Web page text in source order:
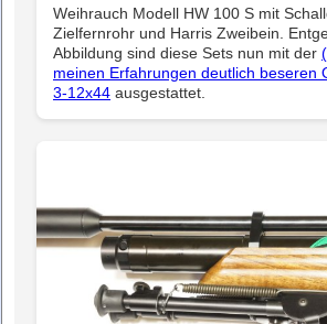
Weihrauch Modell HW 100 S mit
Zielfernrohr und Harris Zweibein.
Abbildung sind diese Sets nun mit der
meinen Erfahrungen deutlich beseren
3-12x44 ausgestattet.